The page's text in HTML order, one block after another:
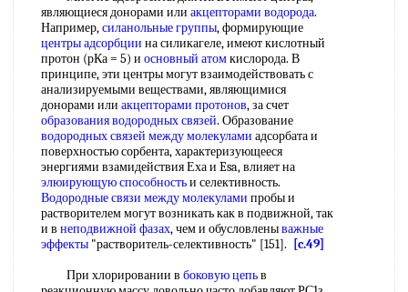
являющиеся донорами или акцепторами водорода.
Например,силанольные группы, формирующие
центры адсорбции на силикагеле, имеют кислотный
протон (рКа = 5) и основный атомкислорода. В
принципе, эти центры могут взаимодействовать с
анализируемыми веществами, являющимися
донорами или акцепторами протонов, за счет
образования водородных связей. Образование
водородных связей между молекулами адсорбата и
поверхностью сорбента, характеризующееся
энергиями взамидействия Еха и Esa, влияет на
элюирующую способностьи селективность.
Водородные связи между молекулами пробы и
растворителем могут возникать как в подвижной, так
и в неподвижной фазах, чем и обусловленыважные
эффекты "растворитель-селективность" [151].
[c.49]
При хлорировании в боковую цепьв